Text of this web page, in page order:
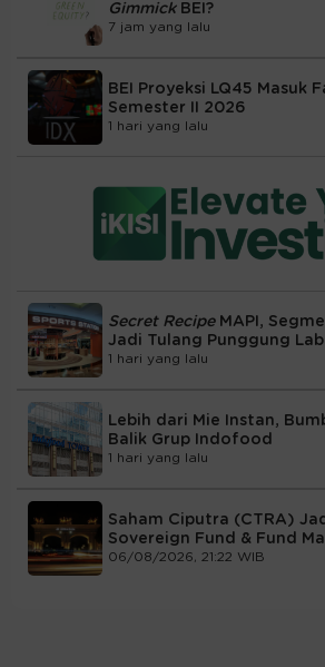
Gimmick BEI?
7 jam yang lalu
BEI Proyeksi LQ45 Masuk
Semester II 2026
1 hari yang lalu
Secret RecipeMAPI,
Jadi Tulang Punggung
1 hari yang lalu
Lebih dari Mie Instan,
Balik Grup Indofood
1 hari yang lalu
Saham Ciputra (CTRA)
Sovereign Fund & Fund
06/08/2026, 21:22 WIB